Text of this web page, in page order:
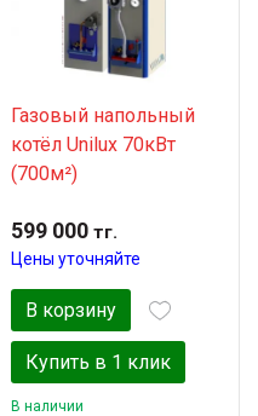
Газовый напольный
котёл Unilux 70кВт
(700м²)
599 000тг.
Цены уточняйте
В корзину
Купить в 1 клик
В наличии